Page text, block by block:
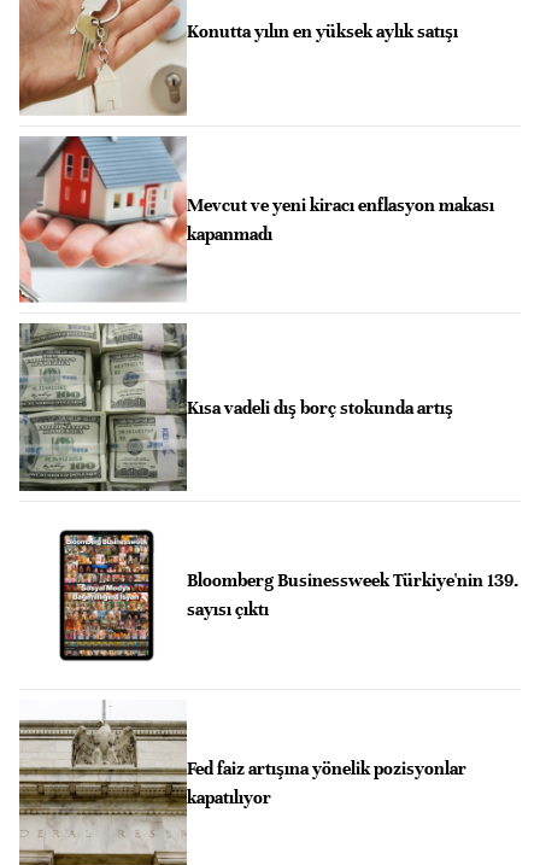
Konutta yılın en yüksek aylık satışı
Mevcut ve yeni kiracı enflasyon makası
kapanmadı
Kısa vadeli dış borç stokunda artış
Bloomberg Businessweek Türkiye'nin 139.
sayısı çıktı
Fed faiz artışına yönelik pozisyonlar
kapatılıyor